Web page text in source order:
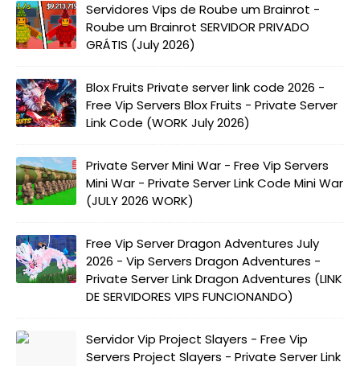
Servidores Vips de Roube um Brainrot -
Roube um Brainrot SERVIDOR PRIVADO
GRÁTIS (July 2026)
Blox Fruits Private server link code 2026 -
Free Vip Servers Blox Fruits - Private Server
Link Code (WORK July 2026)
Private Server Mini War - Free Vip Servers
Mini War - Private Server Link Code Mini War
(JULY 2026 WORK)
Free Vip Server Dragon Adventures July
2026 - Vip Servers Dragon Adventures -
Private Server Link Dragon Adventures (LINK
DE SERVIDORES VIPS FUNCIONANDO)
Servidor Vip Project Slayers - Free Vip
Servers Project Slayers - Private Server Link